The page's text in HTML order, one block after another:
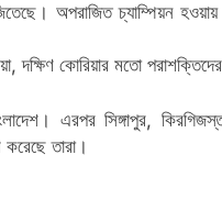
জিতেছে। অপরাজিত চ্যাম্পিয়ন
দক্ষিণ কোরিয়ার মতো
এরপর সিঙ্গাপুর,
তারা।